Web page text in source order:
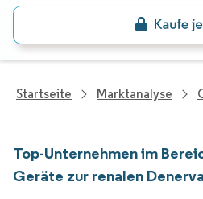
Startseite Marktanalyse
Top-Unternehmen im
Geräte zur renalen